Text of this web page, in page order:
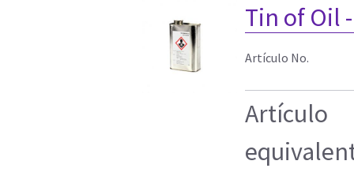
Tin of Oil
Artículo No.
Artículo